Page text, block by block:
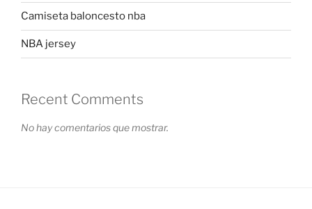
Camiseta baloncesto nba
NBA jersey
Recent Comments
No hay comentarios que mostrar.